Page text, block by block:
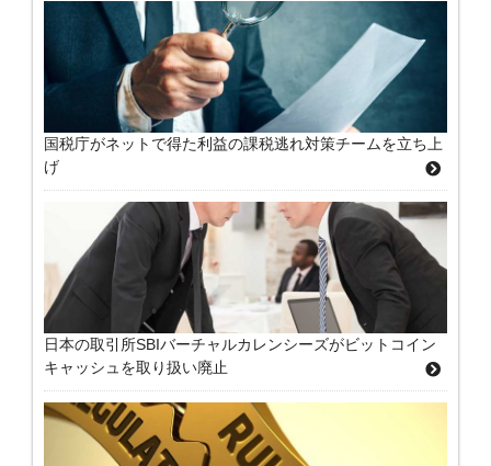
国税庁がネットで得た利益の課税逃れ対策チームを立ち上
げ
日本の取引所SBIバーチャルカレンシーズがビットコイン
キャッシュを取り扱い廃止